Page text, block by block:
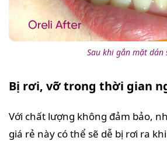
Sau khi gắn mặt dán
Bị rơi, vỡ trong thời gian
Với chất lượng không đảm bảo,
giá rẻ này có thể sẽ dễ bị rơi ra